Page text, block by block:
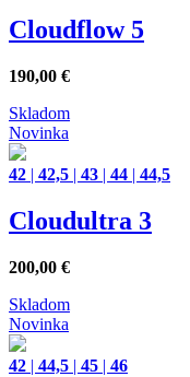
Cloudflow 5
190,00 €
Skladom
Novinka
42 | 42,5 | 43 | 44 | 44,5
Cloudultra 3
200,00 €
Skladom
Novinka
42 | 44,5 | 45 | 46